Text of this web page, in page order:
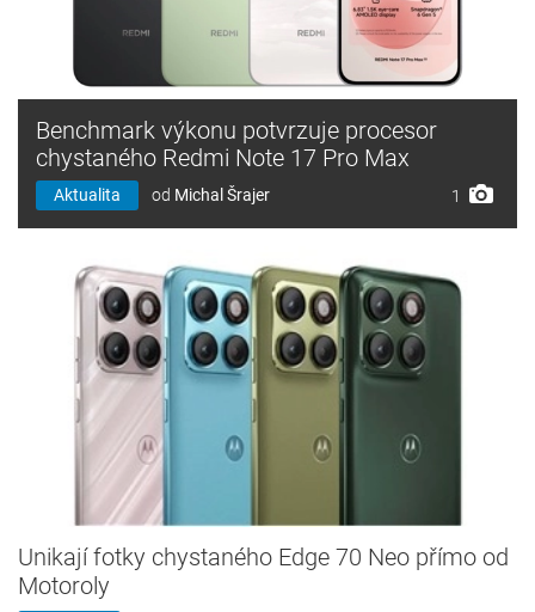
Benchmark výkonu potvrzuje procesor
chystaného Redmi Note 17 Pro Max
Aktualita od Michal Šrajer 1
Unikají fotky chystaného Edge 70 Neo přímo od
Motoroly